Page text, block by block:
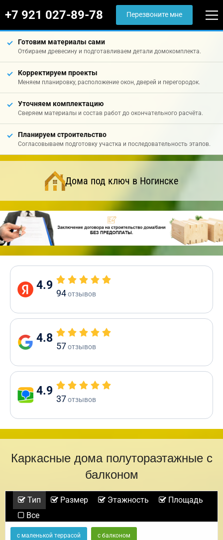
+7 921 027-89-78 Перезвоните мне
Готовим материалы сами
Отбираем древесину и подготавливаем детали домокомплекта.
Корректируем проекты
Меняем планировку, расположение окон, дверей и перегородок.
Уточняем комплектацию
Сверяем материалы и состав работ до окончательного расчёта.
Планируем строительство
Согласовываем подготовку участка и последовательность этапов.
Дома под ключ в Ногинске
4.9
94отзывов
4.8
57отзывов
4.9
37отзывов
Каркасные дома полутораэтажные с
балконом
Тип Размер Этажность
Площадь
Все
с маленькой террасой с балконом